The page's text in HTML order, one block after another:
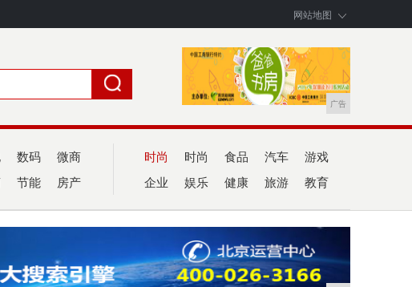
网站地图
广告
数码 微商
节能 房产
时尚 时尚 食品 汽车 游戏
企业 娱乐 健康 旅游 教育